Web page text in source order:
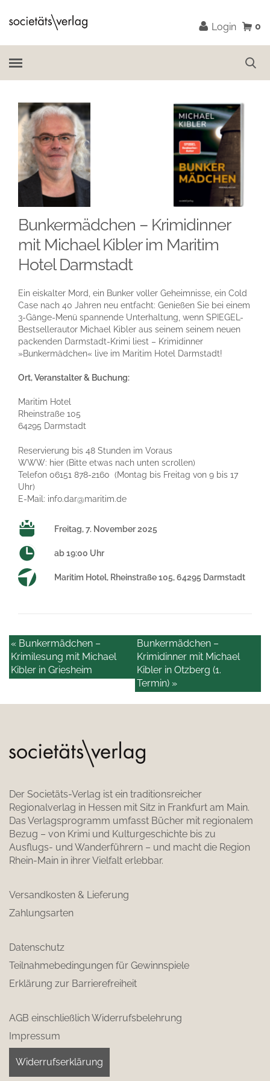
Login 0
Bunkermädchen – Krimidinner
mit Michael Kibler im Maritim
Hotel Darmstadt
Ein eiskalter Mord, ein Bunker voller Geheimnisse, ein Cold
Case nach 40 Jahren neu entfacht: Genießen Sie bei einem
3-Gänge-Menü spannende Unterhaltung, wenn SPIEGEL-
Bestsellerautor Michael Kibler aus seinem seinem neuen
packenden Darmstadt-Krimi liest – Krimidinner
»Bunkermädchen« live im Maritim Hotel Darmstadt!
Ort, Veranstalter & Buchung:
Maritim Hotel
Rheinstraße 105
64295 Darmstadt
Reservierung bis 48 Stunden im Voraus
WWW: hier (Bitte etwas nach unten scrollen)
Telefon 06151 878-2160 (Montag bis Freitag von 9 bis 17
Uhr)
E-Mail: info.dar@maritim.de
Freitag, 7. November 2025
ab 19:00 Uhr
Maritim Hotel, Rheinstraße 105, 64295 Darmstadt
Bunkermädchen –
Krimidinner mit Michael
Kibler in Otzberg (1.
Termin) »
« Bunkermädchen –
Krimilesung mit Michael
Kibler in Griesheim
Der Societäts-Verlag ist ein traditionsreicher
Regionalverlag in Hessen mit Sitz in Frankfurt am Main.
Das Verlagsprogramm umfasst Bücher mit regionalem
Bezug – von Krimi und Kulturgeschichte bis zu
Ausflugs- und Wanderführern – und macht die Region
Rhein-Main in ihrer Vielfalt erlebbar.
Versandkosten & Lieferung
Zahlungsarten
Datenschutz
Teilnahmebedingungen für Gewinnspiele
Erklärung zur Barrierefreiheit
AGB einschließlich Widerrufsbelehrung
Impressum
Widerrufserklärung